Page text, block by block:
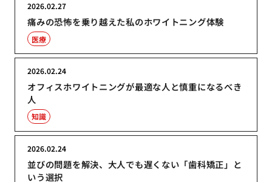
痛みの恐怖を乗り越えた私のホワイトニング体験
2026.02.27
医療
オフィスホワイトニングが最適な人と慎重になるべき
人
2026.02.24
知識
並びの問題を解決、大人でも遅くない「歯科矯正」と
いう選択
2026.02.24